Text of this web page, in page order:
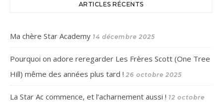
ARTICLES RÉCENTS
Ma chère Star Academy 14 décembre 2025
Pourquoi on adore reregarder Les Frères Scott (One Tree
Hill) même des années plus tard ! 26 octobre 2025
La Star Ac commence, et l’acharnement aussi ! 12 octobre